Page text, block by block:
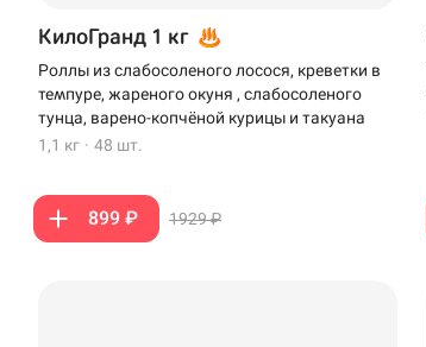
КилоГранд 1 кг
Роллы из слабосоленого лосося, креветки в
темпуре, жареного окуня , слабосоленого
тунца, варено-копчёной курицы и такуана
1,1 кг · 48 шт.
899 ₽ 1929 ₽